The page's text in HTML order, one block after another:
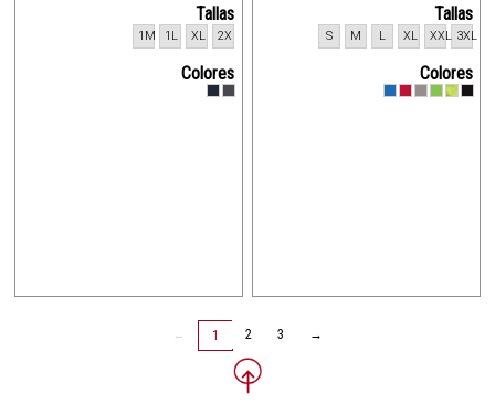
Tallas
2X
XL
1L
1M
Colores
Tallas
3XL
XXL
XL
L
M
S
Colores
← 1 2 3 →